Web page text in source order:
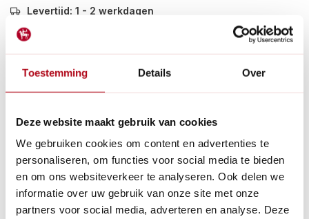
Toestemming Details Over
Deze website maakt gebruik van cookies
We gebruiken cookies om content en advertenties te
personaliseren, om functies voor social media te bieden
en om ons websiteverkeer te analyseren. Ook delen we
informatie over uw gebruik van onze site met onze
partners voor social media, adverteren en analyse. Deze
Levertijd: 1 - 2 werkdagen
De Arundel wandklok is een tijdloze toevoeging aan elke
buitenruimte, gemaakt van weerbestendig gecoat metaal en
Lees meer
Gratis verzendenvanaf € 60 in België en Nederland.*
14dagen bedenktijd
Al28 jaarde tuinspecialist voor tuinliefhebbers
Nieuw:Haal je bestelling in Wilnis bij ons op!
Stel een vraag over dit product